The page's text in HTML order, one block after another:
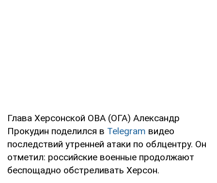
Глава Херсонской ОВА (ОГА) Александр
Прокудин поделился в Telegram видео
последствий утренней атаки по облцентру. Он
отметил: российские военные продолжают
беспощадно обстреливать Херсон.